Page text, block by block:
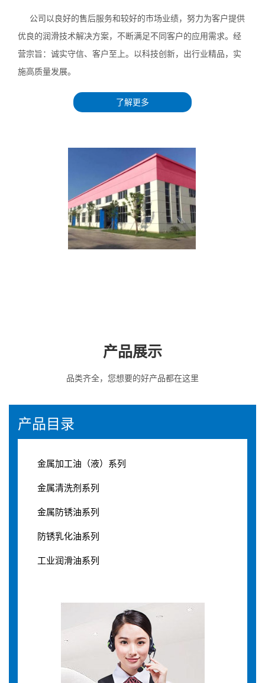
公司以良好的售后服务和较好的市场业绩，努力为客户提供
优良的润滑技术解决方案，不断满足不同客户的应用需求。经
营宗旨：诚实守信、客户至上。以科技创新，出行业精品，实
施高质量发展。
了解更多
产品展示
品类齐全，您想要的好产品都在这里
产品目录
金属加工油（液）系列
金属清洗剂系列
金属防锈油系列
防锈乳化油系列
工业润滑油系列